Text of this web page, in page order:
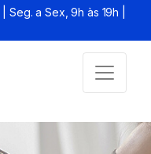
| Seg. a Sex, 9h às 19h |